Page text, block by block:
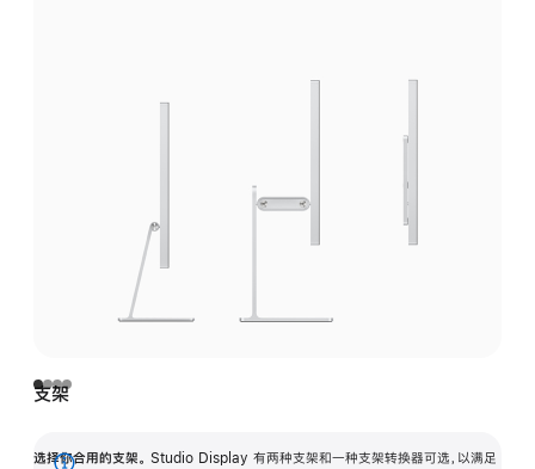
支架
选择你合用的支架。 Studio Display 有两种支架和一种支架转换器可选，以满足